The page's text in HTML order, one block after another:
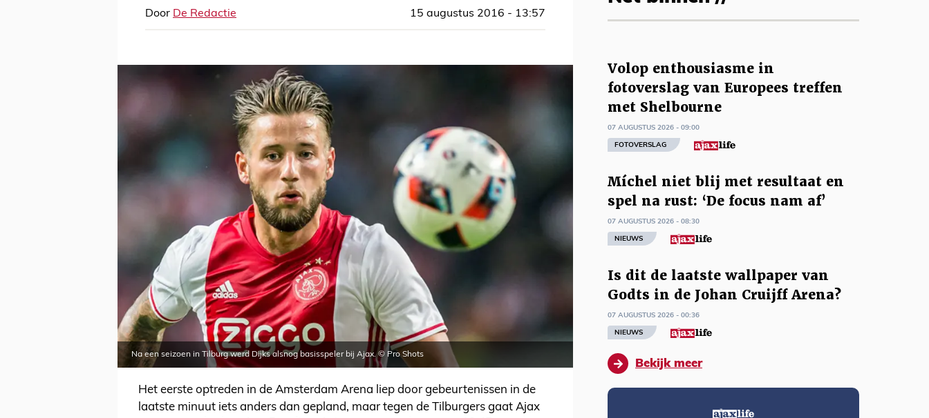
Door De Redactie 15 augustus 2016 - 13:57
Na een seizoen in Tilburg werd Dijks alsnog basisspeler bij Ajax. © Pro Shots
Het eerste optreden in de Amsterdam Arena liep door gebeurtenissen in de
laatste minuut iets anders dan gepland, maar tegen de Tilburgers gaat Ajax
Volop enthousiasme in
fotoverslag van Europees treffen
met Shelbourne
07 AUGUSTUS 2026 - 09:00
FOTOVERSLAG
Míchel niet blij met resultaat en
spel na rust: ‘De focus nam af’
07 AUGUSTUS 2026 - 08:30
NIEUWS
Is dit de laatste wallpaper van
Godts in de Johan Cruijff Arena?
07 AUGUSTUS 2026 - 00:36
NIEUWS
Bekijk meer